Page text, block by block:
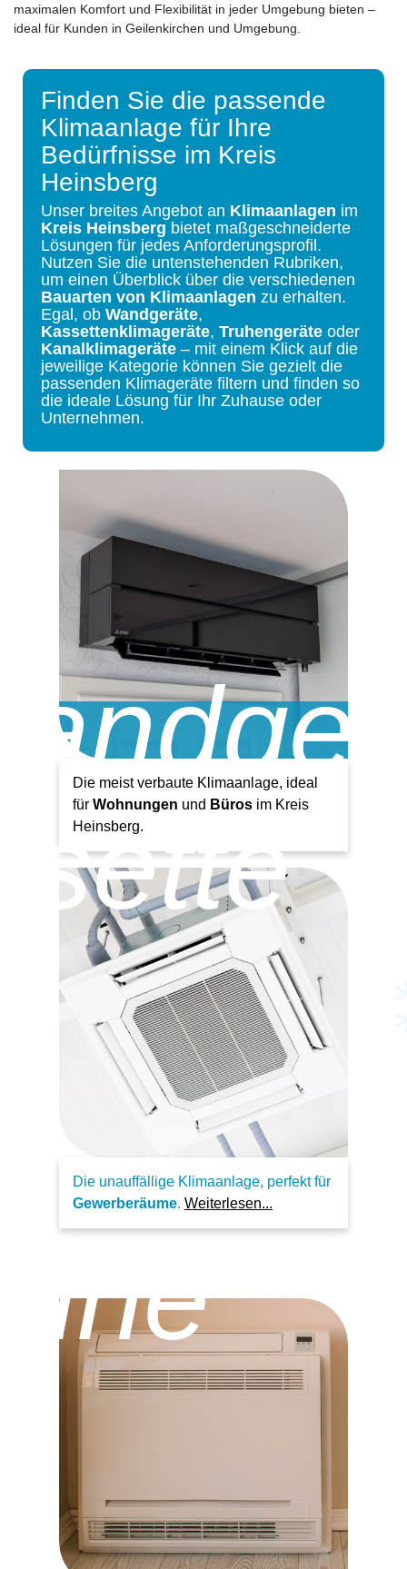
maximalen Komfort und Flexibilität in jeder Umgebung bieten –
ideal für Kunden in Geilenkirchen und Umgebung.
Finden Sie die passende
Klimaanlage für Ihre
Bedürfnisse im Kreis
Heinsberg
Unser breites Angebot an Klimaanlagen im
Kreis Heinsberg bietet maßgeschneiderte
Lösungen für jedes Anforderungsprofil.
Nutzen Sie die untenstehenden Rubriken,
um einen Überblick über die verschiedenen
Bauarten von Klimaanlagen zu erhalten.
Egal, ob Wandgeräte,
Kassettenklimageräte, Truhengeräte oder
Kanalklimageräte – mit einem Klick auf die
jeweilige Kategorie können Sie gezielt die
passenden Klimageräte filtern und finden so
die ideale Lösung für Ihr Zuhause oder
Unternehmen.
Die meist verbaute Klimaanlage, ideal
für Wohnungen und Bürosim Kreis
Heinsberg.
Die unauffällige Klimaanlage, perfekt für
Gewerberäume. Weiterlesen...